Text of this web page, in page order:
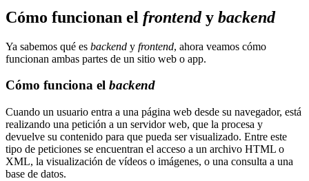
Cómo funcionan el frontendy backend
Ya sabemos qué es backend y frontend, ahora veamos cómo
funcionan ambas partes de un sitio web o app.
Cómo funciona el backend
Cuando un usuario entra a una página web desde su navegador, está
realizando una petición a un servidor web, que la procesa y
devuelve su contenido para que pueda ser visualizado. Entre este
tipo de peticiones se encuentran el acceso a un archivo HTML o
XML, la visualización de vídeos o imágenes, o una consulta a una
base de datos.